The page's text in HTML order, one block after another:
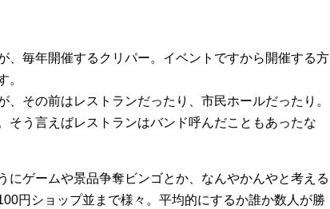
、毎年開催するクリパー。イベントですから開催する方
。
、その前はレストランだったり、市民ホールだったり。
そう言えばレストランはバンド呼んだこともあったな
にゲームや景品争奪ビンゴとか、なんやかんやと考える
円ショップ並まで様々。平均的にするか誰か数人が勝